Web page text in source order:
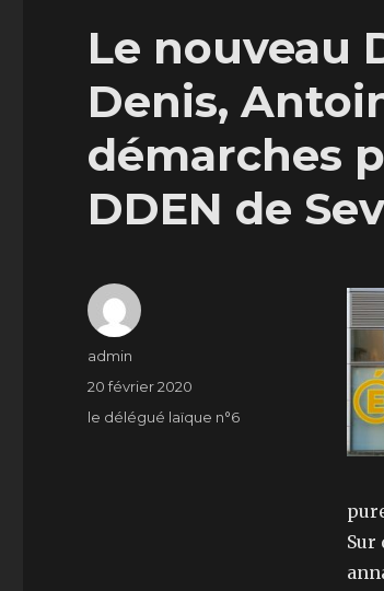
Le nouveau
Denis,
démarches
DDEN de
Sur
Auteur
admin
Publié
le
20 février 2020
Catégories
le délégué laïque n°6